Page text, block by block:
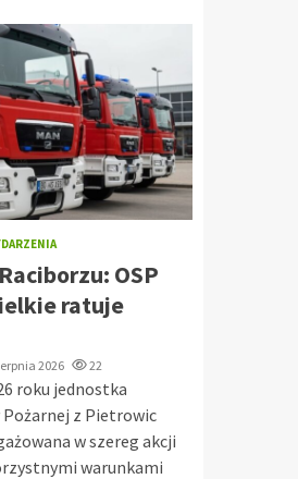
OSP
ratuje
2026 22
roku jednostka
z Pietrowic
w szereg akcji
warunkami